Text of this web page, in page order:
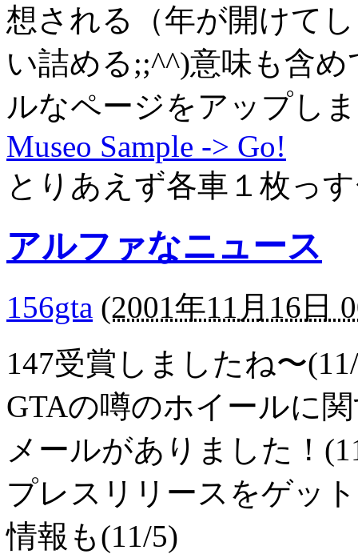
想される（年が開けて
い詰める;;^^)意味も含
ルなページをアップし
Museo Sample -> Go!
とりあえず各車１枚っ
アルファなニュース
156gta (2001年11月16日
147受賞しましたね〜
GTAの噂のホイールに
メールがありました！
プレスリリースをゲッ
情報も(11/5)